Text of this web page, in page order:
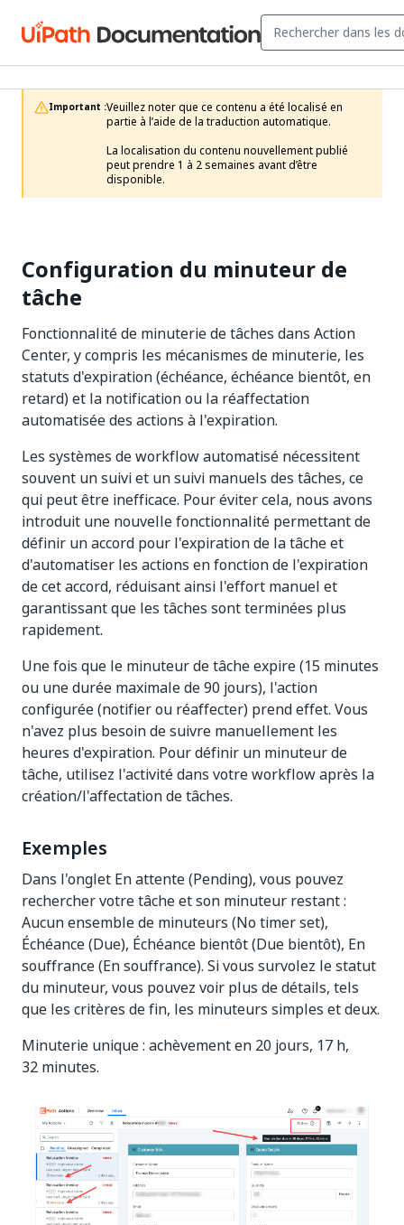
Important :Veuillez noter que ce contenu a été localisé en
partie à l’aide de la traduction automatique.
La localisation du contenu nouvellement publié
peut prendre 1 à 2 semaines avant d’être
disponible.
Configuration du minuteur de
tâche
Fonctionnalité de minuterie de tâches dans Action
Center, y compris les mécanismes de minuterie, les
statuts d'expiration (échéance, échéance bientôt, en
retard) et la notification ou la réaffectation
automatisée des actions à l'expiration.
Les systèmes de workflow automatisé nécessitent
souvent un suivi et un suivi manuels des tâches, ce
qui peut être inefficace. Pour éviter cela, nous avons
introduit une nouvelle fonctionnalité permettant de
définir un accord pour l'expiration de la tâche et
d'automatiser les actions en fonction de l'expiration
de cet accord, réduisant ainsi l'effort manuel et
garantissant que les tâches sont terminées plus
rapidement.
Une fois que le minuteur de tâche expire (15 minutes
ou une durée maximale de 90 jours), l'action
configurée (notifier ou réaffecter) prend effet. Vous
n'avez plus besoin de suivre manuellement les
heures d'expiration. Pour définir un minuteur de
tâche, utilisez l'activité dans votre workflow après la
création/l'affectation de tâches.
Exemples
Dans l'onglet En attente (Pending), vous pouvez
rechercher votre tâche et son minuteur restant :
Aucun ensemble de minuteurs (No timer set),
Échéance (Due), Échéance bientôt (Due bientôt), En
souffrance (En souffrance). Si vous survolez le statut
du minuteur, vous pouvez voir plus de détails, tels
que les critères de fin, les minuteurs simples et deux.
Minuterie unique : achèvement en 20 jours, 17 h,
32 minutes.